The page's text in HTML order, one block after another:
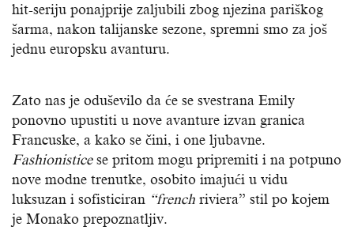
hit-seriju ponajprije zaljubili zbog njezina pariškog
šarma, nakon talijanske sezone, spremni smo za još
jednu europsku avanturu.
Zato nas je oduševilo da će se svestrana Emily
ponovno upustiti u nove avanture izvan granica
Francuske, a kako se čini, i one ljubavne.
Fashionisticese pritom mogu pripremiti i na potpuno
nove modne trenutke, osobito imajući u vidu
luksuzan i sofisticiran “french riviera” stil po kojem
je Monako prepoznatljiv.